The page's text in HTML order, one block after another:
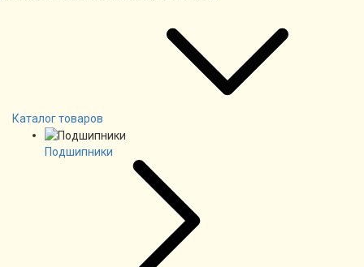
Каталог товаров
Подшипники